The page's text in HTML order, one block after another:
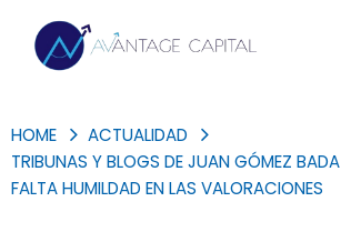
HOME
ACTUALIDAD
TRIBUNAS Y BLOGS DE JUAN GÓMEZ BADA
FALTA HUMILDAD EN LAS VALORACIONES